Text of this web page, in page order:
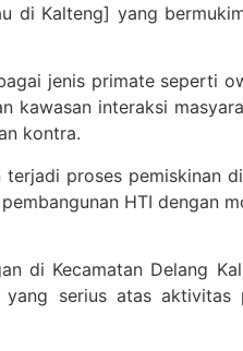
di Kalteng] yang
jenis primate seperti
kawasan interaksi
kontra.
proses pemiskinan
HTI dengan
di Kecamatan Delang
yang serius atas